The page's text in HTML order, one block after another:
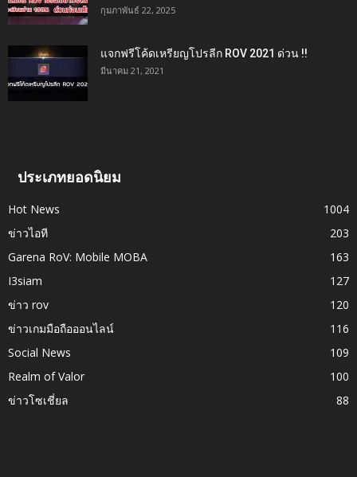
กุมภาพันธ์ 22, 2025
แจกฟรีโค้ดเหรียญโปรลีก ROV 2021 ด่วน !!
มีนาคม 21, 2021
ประเภทยอดนิยม
Hot News
1004
ข่าวไอที
203
Garena RoV: Mobile MOBA
163
I3siam
127
ข่าว rov
120
ข่าวเกมมือถือออนไลน์
116
Social News
109
Realm of Valor
100
ข่าวโซเชี่ยล
88